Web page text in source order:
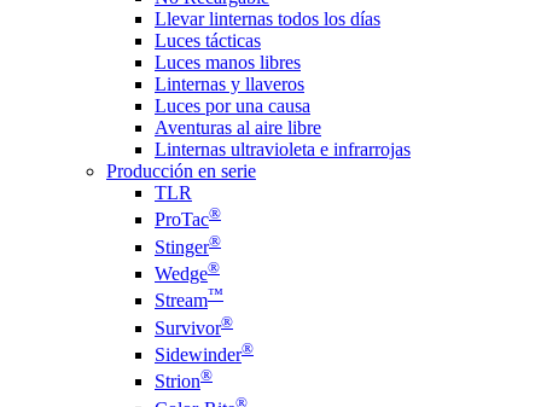
Llevar linternas todos los días
Luces tácticas
Luces manos libres
Linternas y llaveros
Luces por una causa
Aventuras al aire libre
Linternas ultravioleta e infrarrojas
Producción en serie
TLR
ProTac®
Stinger®
Wedge®
Stream™
Survivor®
Sidewinder®
Strion®
®